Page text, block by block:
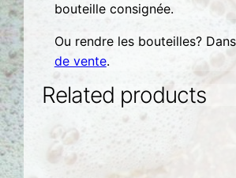
bouteille consignée.
Ou rendre les bouteilles?
de vente.
Related products